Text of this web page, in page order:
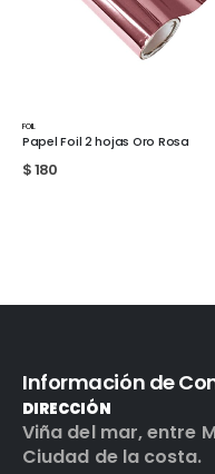
Papel Foil 2 Hojas Verde
$
Información de
DIRECCIÓN
Viña del mar, entre
Ciudad de la costa.